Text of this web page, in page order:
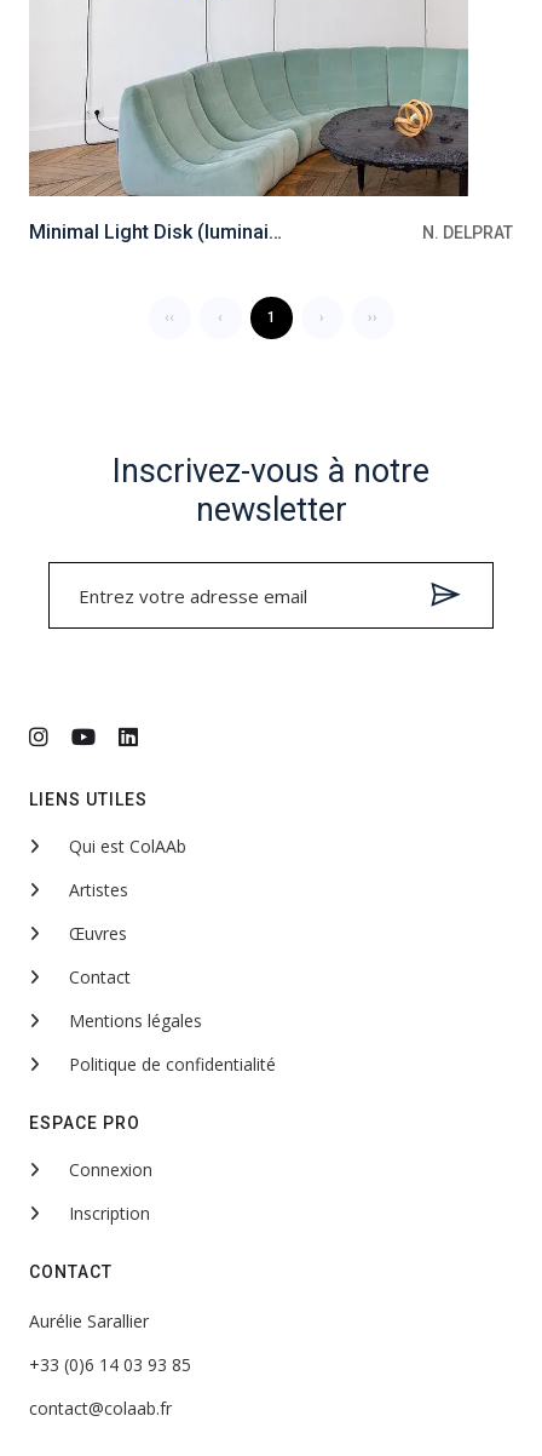
Minimal Light Disk (luminaire) N. DELPRAT
‹‹ ‹ 1 › ››
Inscrivez-vous à notre
newsletter
LIENS UTILES
Qui est ColAAb
Artistes
Œuvres
Contact
Mentions légales
Politique de confidentialité
ESPACE PRO
Connexion
Inscription
CONTACT
Aurélie Sarallier
+33 (0)6 14 03 93 85
contact@colaab.fr